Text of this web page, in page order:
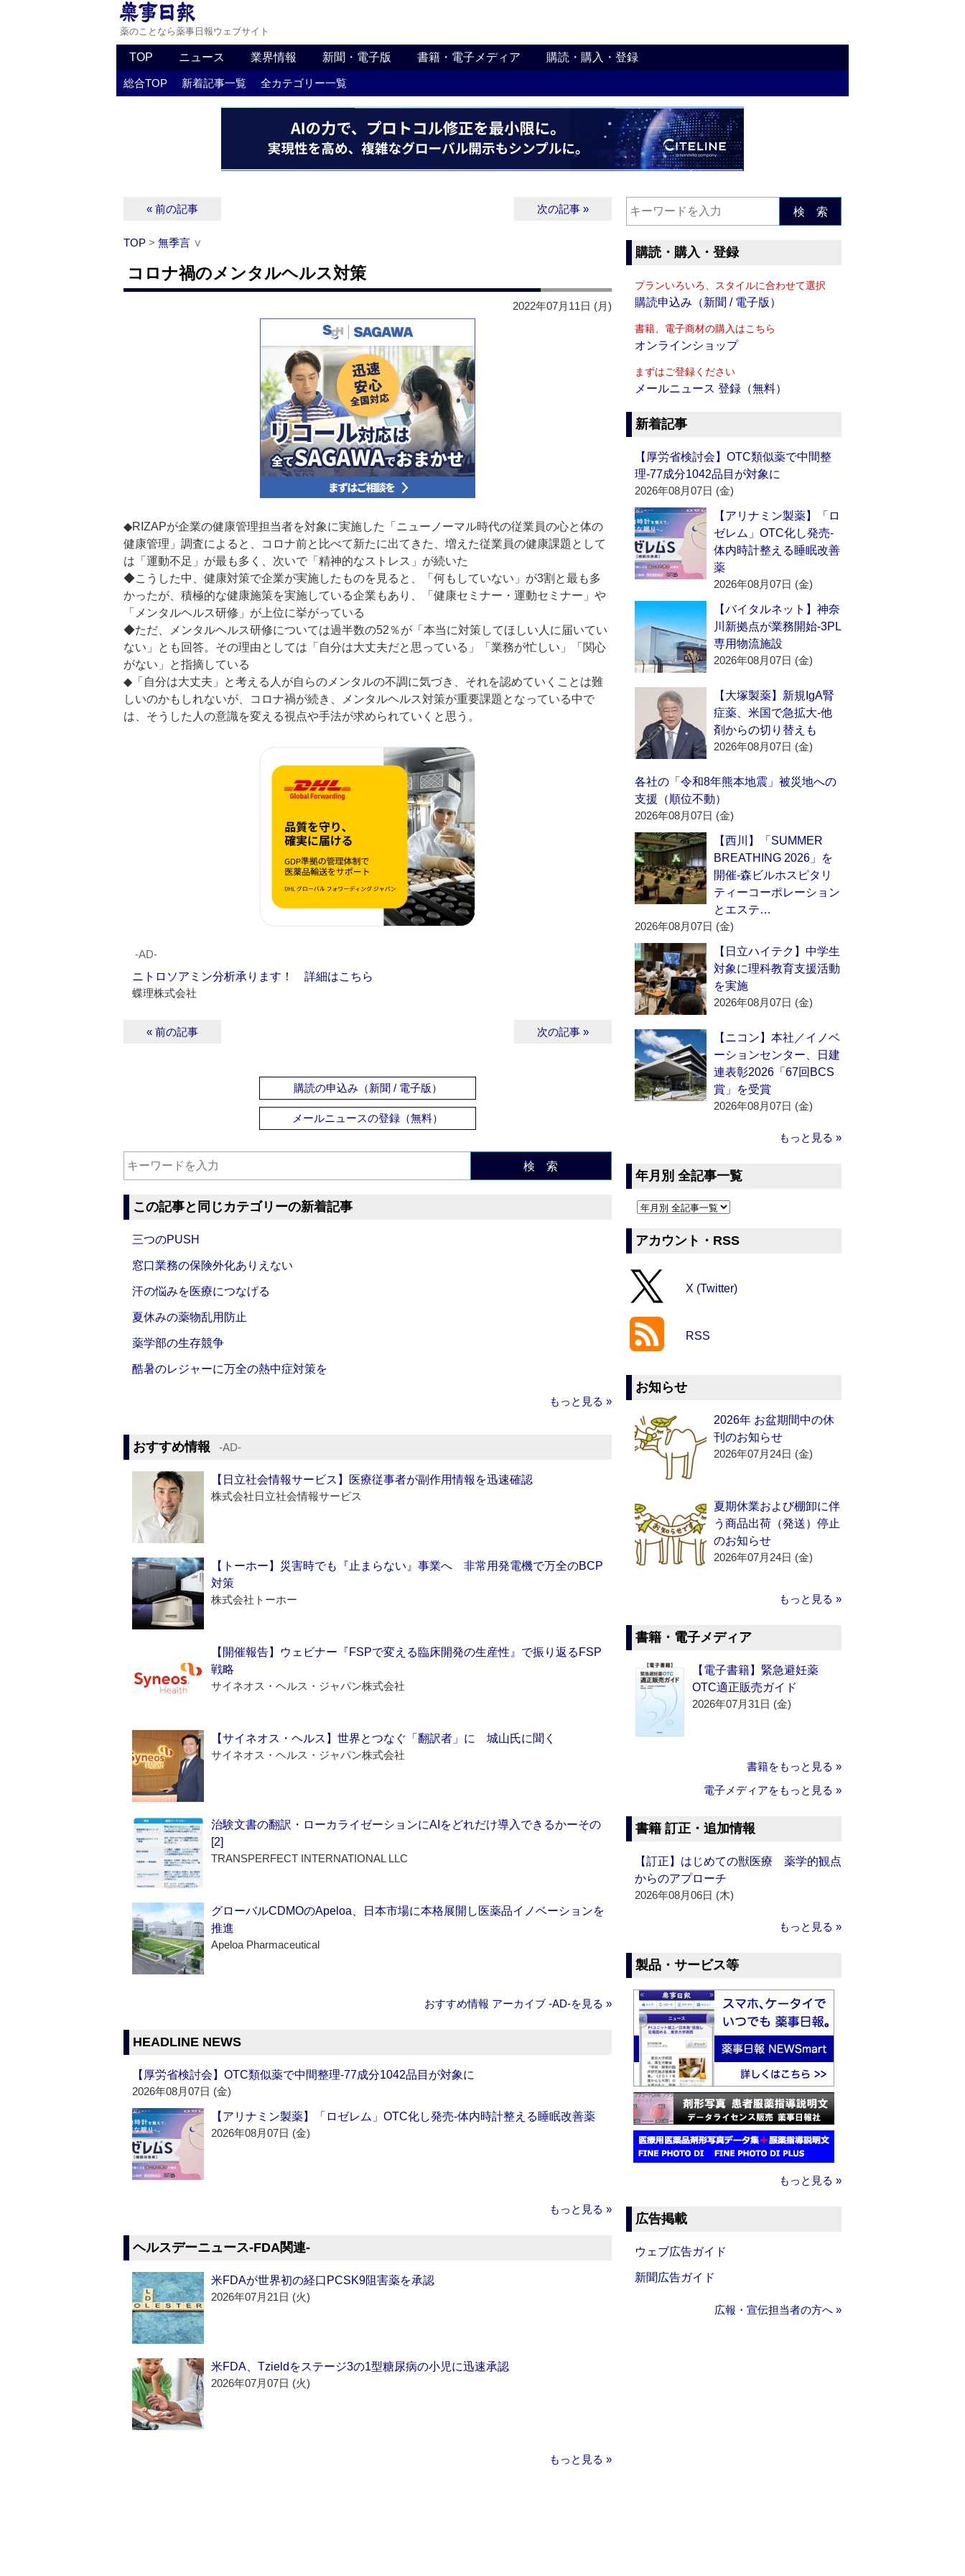
薬のことなら薬事日報ウェブサイト
TOP ニュース 業界情報 新聞・電子版 書籍・電子メディア 購読・購入・登録
総合TOP 新着記事一覧 全カテゴリー一覧
« 前の記事 次の記事 »
TOP > 無季言 ∨
コロナ禍のメンタルヘルス対策
2022年07月11日 (月)
◆RIZAPが企業の健康管理担当者を対象に実施した「ニューノーマル時代の従業員の心と体の
健康管理」調査によると、コロナ前と比べて新たに出てきた、増えた従業員の健康課題として
は「運動不足」が最も多く、次いで「精神的なストレス」が続いた
◆こうした中、健康対策で企業が実施したものを見ると、「何もしていない」が3割と最も多
かったが、積極的な健康施策を実施している企業もあり、「健康セミナー・運動セミナー」や
「メンタルヘルス研修」が上位に挙がっている
◆ただ、メンタルヘルス研修については過半数の52％が「本当に対策してほしい人に届いてい
ない」とも回答。その理由としては「自分は大丈夫だと思っている」「業務が忙しい」「関心
がない」と指摘している
◆「自分は大丈夫」と考える人が自らのメンタルの不調に気づき、それを認めていくことは難
しいのかもしれないが、コロナ禍が続き、メンタルヘルス対策が重要課題となっている中で
は、そうした人の意識を変える視点や手法が求められていくと思う。
‐AD‐
ニトロソアミン分析承ります！ 詳細はこちら
蝶理株式会社
« 前の記事 次の記事 »
購読の申込み（新聞 / 電子版）
メールニュースの登録（無料）
検 索
この記事と同じカテゴリーの新着記事
三つのPUSH
窓口業務の保険外化ありえない
汗の悩みを医療につなげる
夏休みの薬物乱用防止
薬学部の生存競争
酷暑のレジャーに万全の熱中症対策を
もっと見る »
おすすめ情報 ‐AD‐
【日立社会情報サービス】医療従事者が副作用情報を迅速確認
株式会社日立社会情報サービス
【トーホー】災害時でも『止まらない』事業へ 非常用発電機で万全のBCP
対策
株式会社トーホー
【開催報告】ウェビナー『FSPで変える臨床開発の生産性』で振り返るFSP
戦略
サイネオス・ヘルス・ジャパン株式会社
【サイネオス・ヘルス】世界とつなぐ「翻訳者」に 城山氏に聞く
サイネオス・ヘルス・ジャパン株式会社
治験文書の翻訳・ローカライゼーションにAIをどれだけ導入できるかーその
[2]
TRANSPERFECT INTERNATIONAL LLC
グローバルCDMOのApeloa、日本市場に本格展開し医薬品イノベーションを
推進
Apeloa Pharmaceutical
おすすめ情報 アーカイブ ‐AD‐を見る »
HEADLINE NEWS
【厚労省検討会】OTC類似薬で中間整理‐77成分1042品目が対象に
2026年08月07日 (金)
【アリナミン製薬】「ロゼレム」OTC化し発売‐体内時計整える睡眠改善薬
2026年08月07日 (金)
もっと見る »
ヘルスデーニュース‐FDA関連‐
米FDAが世界初の経口PCSK9阻害薬を承認
2026年07月21日 (火)
米FDA、Tzieldをステージ3の1型糖尿病の小児に迅速承認
2026年07月07日 (火)
もっと見る »
検 索
購読・購入・登録
プランいろいろ、スタイルに合わせて選択
購読申込み（新聞 / 電子版）
書籍、電子商材の購入はこちら
オンラインショップ
まずはご登録ください
メールニュース 登録（無料）
新着記事
【厚労省検討会】OTC類似薬で中間整
理‐77成分1042品目が対象に
2026年08月07日 (金)
【アリナミン製薬】「ロ
ゼレム」OTC化し発売‐
体内時計整える睡眠改善
薬
2026年08月07日 (金)
【バイタルネット】神奈
川新拠点が業務開始‐3PL
専用物流施設
2026年08月07日 (金)
【大塚製薬】新規IgA腎
症薬、米国で急拡大‐他
剤からの切り替えも
2026年08月07日 (金)
各社の「令和8年熊本地震」被災地への
支援（順位不動）
2026年08月07日 (金)
【西川】「SUMMER
BREATHING 2026」を
開催‐森ビルホスピタリ
ティーコーポレーション
とエステ…
2026年08月07日 (金)
【日立ハイテク】中学生
対象に理科教育支援活動
を実施
2026年08月07日 (金)
【ニコン】本社／イノベ
ーションセンター、日建
連表彰2026「67回BCS
賞」を受賞
2026年08月07日 (金)
もっと見る »
年月別 全記事一覧
アカウント・RSS
X (Twitter)
RSS
お知らせ
2026年 お盆期間中の休
刊のお知らせ
2026年07月24日 (金)
夏期休業および棚卸に伴
う商品出荷（発送）停止
のお知らせ
2026年07月24日 (金)
もっと見る »
書籍・電子メディア
【電子書籍】緊急避妊薬
OTC適正販売ガイド
2026年07月31日 (金)
書籍をもっと見る »
電子メディアをもっと見る »
書籍 訂正・追加情報
【訂正】はじめての獣医療 薬学的観点
からのアプローチ
2026年08月06日 (木)
もっと見る »
製品・サービス等
もっと見る »
広告掲載
ウェブ広告ガイド
新聞広告ガイド
広報・宣伝担当者の方へ »